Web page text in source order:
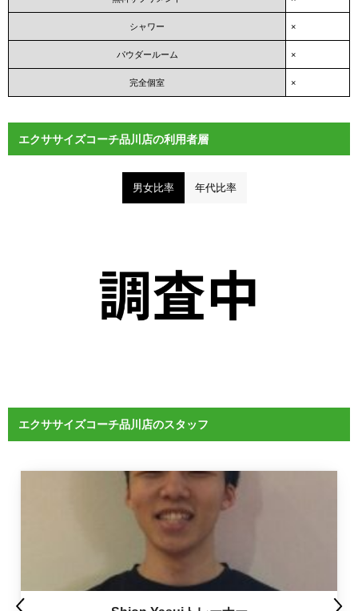
シャワー ×
パウダールーム ×
完全個室 ×
エクササイズコーチ品川店の利用者層
男女比率 年代比率
エクササイズコーチ品川店のスタッフ